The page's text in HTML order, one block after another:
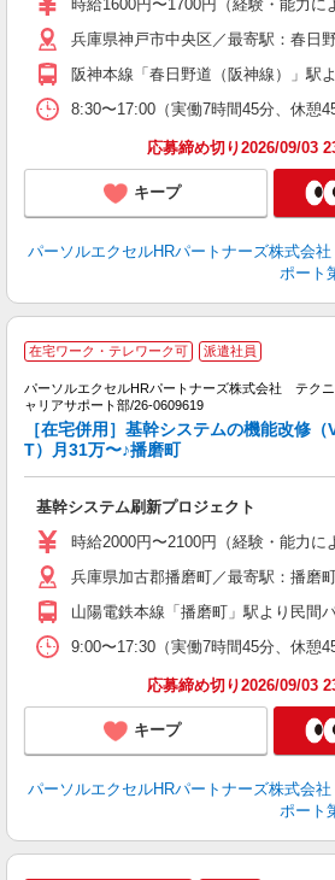
時給1600円〜1700円（経験・能力に
兵庫県神戸市中央区／最寄駅：春日
阪神本線「春日野道（阪神線）」駅
8:30〜17:00（実働7時間45分、休憩
応募締め切り2026/09/03
キープ
パーソルエクセルHRパートナーズ株式会
ポート
在宅ワーク・テレワーク可 派遣社員
パーソルエクセルHRパートナーズ株式会社 テク
ャリアサポート部/26-0609619
［在宅併用］基幹システムの機能改修（
T）月31万〜♪播磨町
基幹システム刷新プロジェクト
時給2000円〜2100円（経験・能力に
兵庫県加古郡播磨町／最寄駅：播磨
山陽電鉄本線「播磨町」駅より民間
9:00〜17:30（実働7時間45分、休憩
応募締め切り2026/09/03
キープ
パーソルエクセルHRパートナーズ株式会
ポート